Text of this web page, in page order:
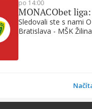
Sledovali ste s nami
Bratislava - MŠK
MONACObet
po 14:00